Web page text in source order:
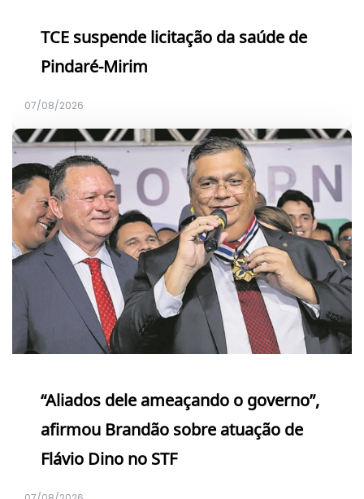
TCE suspende licitação da saúde de
Pindaré-Mirim
07/08/2026
“Aliados dele ameaçando o governo”,
afirmou Brandão sobre atuação de
Flávio Dino no STF